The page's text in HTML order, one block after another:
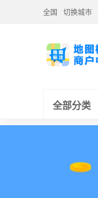
全国 切换城市
全部分类